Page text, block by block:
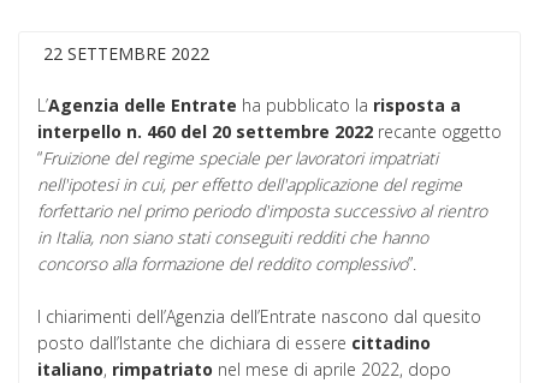
22 SETTEMBRE 2022
L’Agenzia delle Entrate ha pubblicato la risposta a
interpello n. 460 del 20 settembre 2022 recante oggetto
“Fruizione del regime speciale per lavoratori impatriati
nell'ipotesi in cui, per effetto dell'applicazione del regime
forfettario nel primo periodo d'imposta successivo al rientro
in Italia, non siano stati conseguiti redditi che hanno
concorso alla formazione del reddito complessivo”.
I chiarimenti dell’Agenzia dell’Entrate nascono dal quesito
posto dall’Istante che dichiara di essere cittadino
italiano, rimpatriato nel mese di aprile 2022, dopo